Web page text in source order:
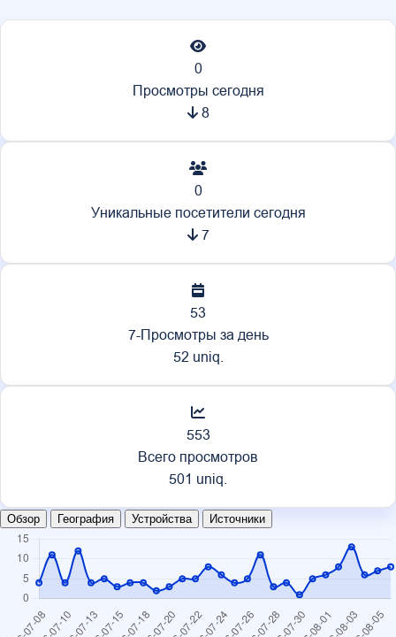
0
Просмотры сегодня
8
0
Уникальные посетители сегодня
7
53
7-Просмотры за день
52 uniq.
553
Всего просмотров
501 uniq.
Обзор География Устройства Источники